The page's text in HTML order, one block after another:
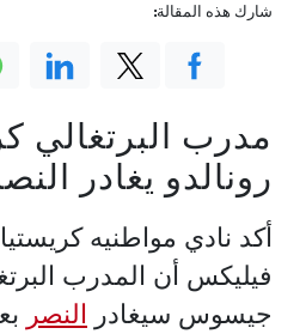
مدرب البرتغالي
رونالدو يغادر
أكد نادي مواطنيه
فيليكس أن المدرب
جيسوس سيغادر النصر
شارك هذه المقالة: